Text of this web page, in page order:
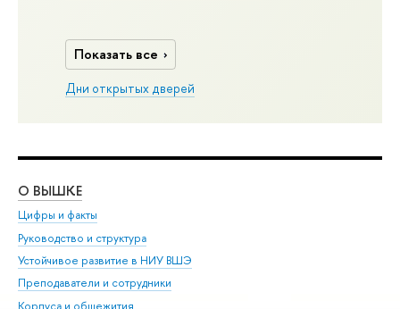
Показать все
Дни открытых дверей
О ВЫШКЕ
Цифры и факты
Руководство и структура
Устойчивое развитие в НИУ ВШЭ
Преподаватели и сотрудники
Корпуса и общежития